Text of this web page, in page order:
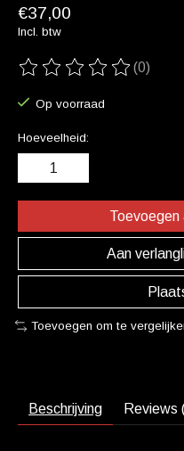
€37,00
Incl. btw
De beoordeling van dit
(0)
Op voorraad
Hoeveelheid:
Toevoegen
Aan
Toevoegen om te
Beschrijving Reviews